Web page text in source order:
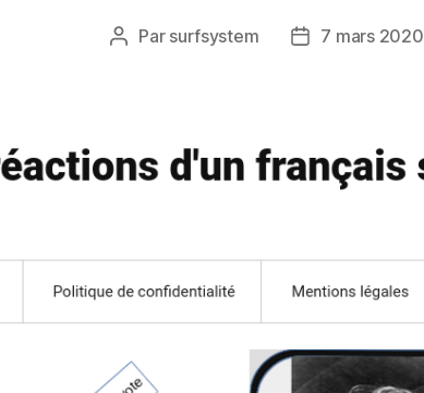
Par surfsystem 7 mars 2020